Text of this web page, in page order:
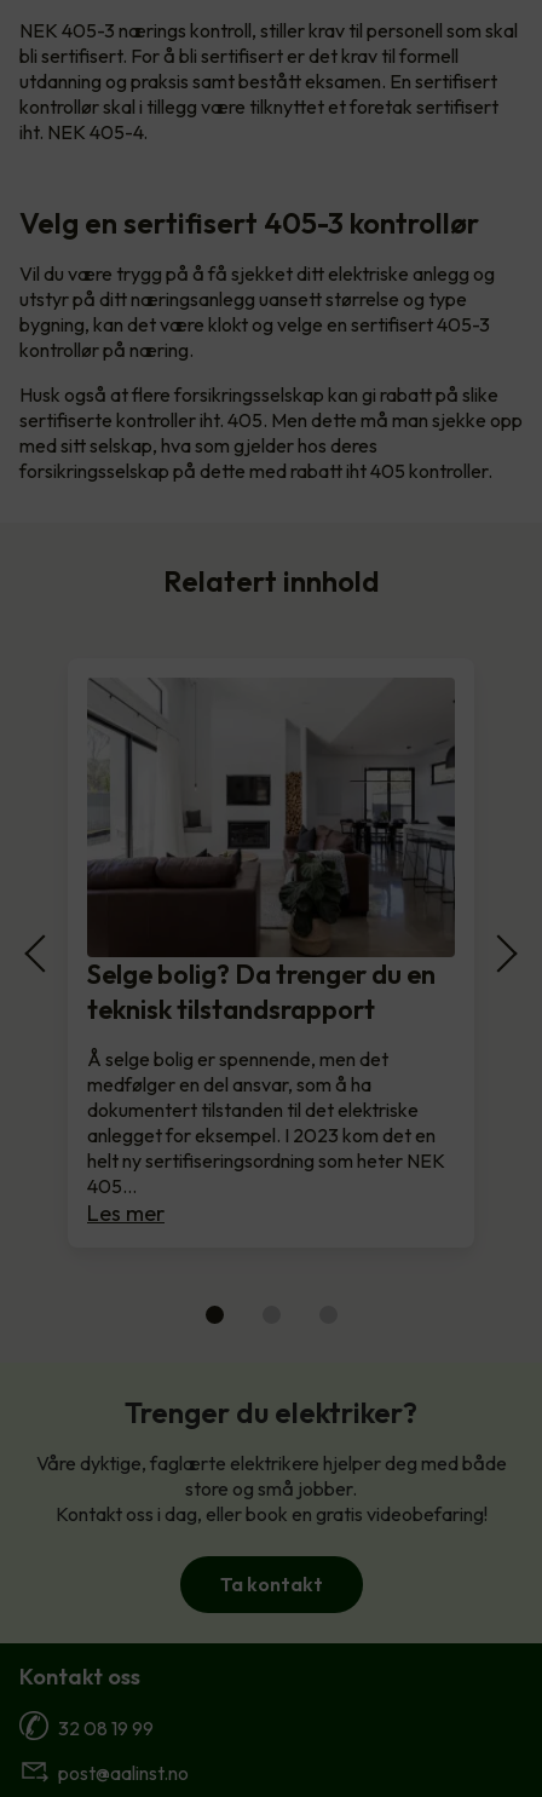
NEK 405-3 nærings kontroll, stiller krav til personell som skal
bli sertifisert. For å bli sertifisert er det krav til formell
utdanning og praksis samt bestått eksamen. En sertifisert
kontrollør skal i tillegg være tilknyttet et foretak sertifisert
iht. NEK 405-4.
Velg en sertifisert 405-3 kontrollør
Vil du være trygg på å få sjekket ditt elektriske anlegg og
utstyr på ditt næringsanlegg uansett størrelse og type
bygning, kan det være klokt og velge en sertifisert 405-3
kontrollør på næring.
Husk også at flere forsikringsselskap kan gi rabatt på slike
sertifiserte kontroller iht. 405. Men dette må man sjekke opp
med sitt selskap, hva som gjelder hos deres
forsikringsselskap på dette med rabatt iht 405 kontroller.
Relatert innhold
Selge bolig? Da trenger du en
teknisk tilstandsrapport
Å selge bolig er spennende, men det
medfølger en del ansvar, som å ha
dokumentert tilstanden til det elektriske
anlegget for eksempel. I 2023 kom det en
helt ny sertifiseringsordning som heter NEK
405…
Les mer
Trenger du elektriker?
Våre dyktige, faglærte elektrikere hjelper deg med både
store og små jobber.
Kontakt oss i dag, eller book en gratis videobefaring!
Ta kontakt
Kontakt oss
32 08 19 99
post@aalinst.no